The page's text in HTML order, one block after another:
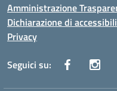
Amministrazione
Dichiarazione di
Privacy
Seguici su: